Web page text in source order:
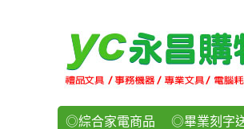
◎綜合家電商品 ◎畢業刻字